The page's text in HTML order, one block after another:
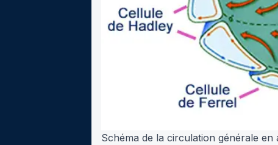
Schéma de la circulation générale